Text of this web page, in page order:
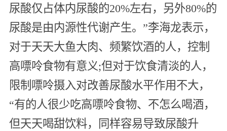
尿酸仅占体内尿酸的20%左右，另外80%的
尿酸是由内源性代谢产生。”李海龙表示，
对于天天大鱼大肉、频繁饮酒的人，控制
高嘌呤食物有意义;但对于饮食清淡的人，
限制嘌呤摄入对改善尿酸水平作用不大，
“有的人很少吃高嘌呤食物、不怎么喝酒，
但天天喝甜饮料，同样容易导致尿酸升